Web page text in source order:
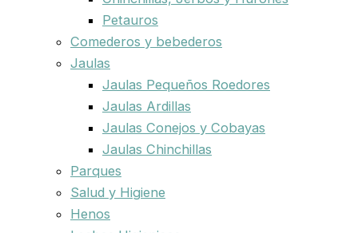
Petauros
Comederos y bebederos
Jaulas
Jaulas Pequeños Roedores
Jaulas Ardillas
Jaulas Conejos y Cobayas
Jaulas Chinchillas
Parques
Salud y Higiene
Henos